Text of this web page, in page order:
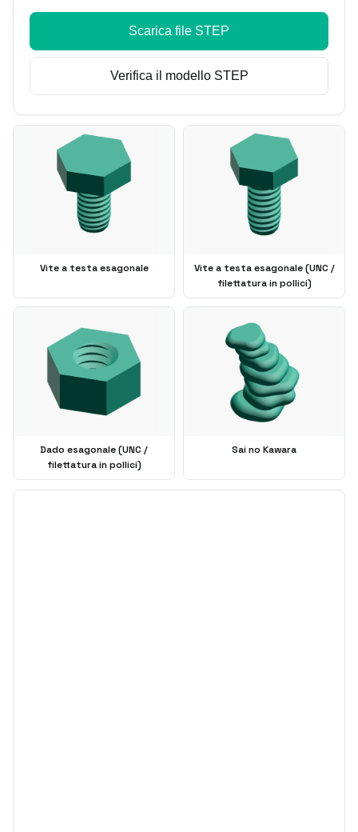
Scarica file STEP
Verifica il modello STEP
Vite a testa esagonale
Vite a testa esagonale (UNC /
filettatura in pollici)
Dado esagonale (UNC /
filettatura in pollici)
Sai no Kawara